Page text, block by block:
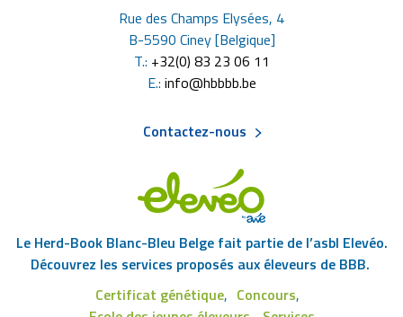
Rue des Champs Elysées, 4
B-5590 Ciney [Belgique]
T.: +32(0) 83 23 06 11
E.: info@hbbbb.be
de
Contactez-nous
Le Herd-Book Blanc-Bleu Belge fait partie de l’asbl Elevéo.
Découvrez les services proposés aux éleveurs de BBB.
Certificat génétique
Concours